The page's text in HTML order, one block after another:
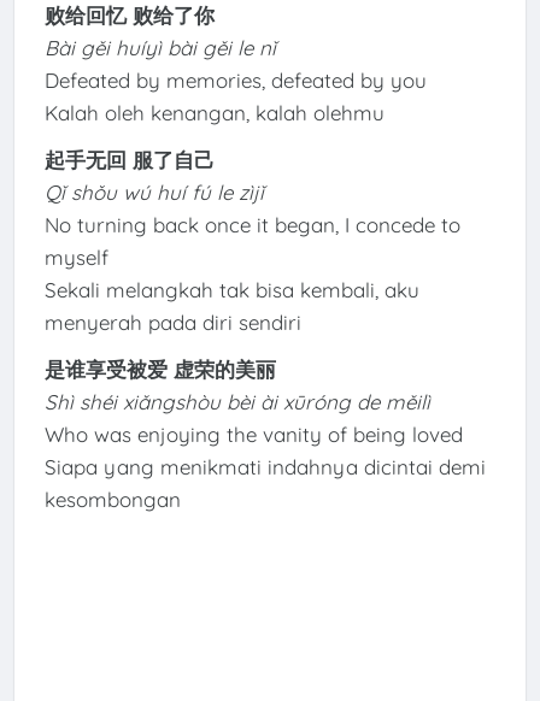
败给回忆 败给了你
Bài gěi huíyì bài gěi le nǐ
Defeated by memories, defeated by you
Kalah oleh kenangan, kalah olehmu
起手无回 服了自己
Qǐ shǒu wú huí fú le zìjǐ
No turning back once it began, I concede to
myself
Sekali melangkah tak bisa kembali, aku
menyerah pada diri sendiri
是谁享受被爱 虚荣的美丽
Shì shéi xiǎngshòu bèi ài xūróng de měilì
Who was enjoying the vanity of being loved
Siapa yang menikmati indahnya dicintai demi
kesombongan